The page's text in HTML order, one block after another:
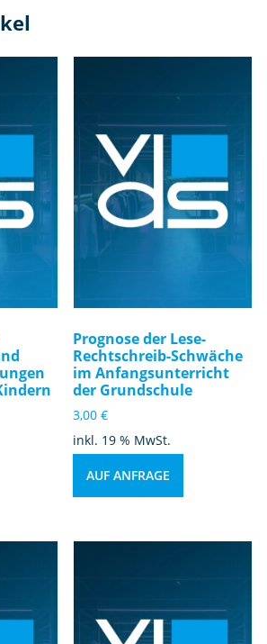
Prognose der Lese-
Rechtschreib-Schwäche
im Anfangsunterricht
der Grundschule
3,00€
inkl. 19 % MwSt.
AUF ANFRAGE